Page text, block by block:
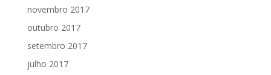
novembro 2017
outubro 2017
setembro 2017
julho 2017